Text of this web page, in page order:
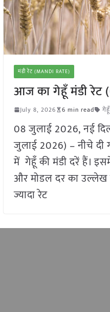
मंडी रेट (MANDI RATE)
आज का गेहूँ मंडी रेट
July 8, 2026 6 min read गेहूँ
08 जुलाई 2026, नई
जुलाई 2026) – नीचे दी
में गेहूँ की मंडी दरें हैं।
और मोडल दर का उल्लेख
ज्यादा रेट